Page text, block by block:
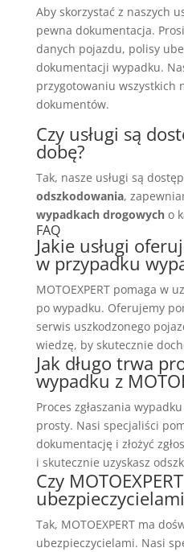
Aby skorzystać z naszych
pewna dokumentacja.
danych pojazdu, polisy
dokumentacji wypadku.
przygotowaniu wszystkich
dokumentów.
Czy usługi są
dobę?
Tak, nasze usługi są
odszkodowania,
wypadkach drogowycho
FAQ
Jakie usługi
w przypadku
MOTOEXPERT pomaga w
po wypadku. Oferujemy
serwis uszkodzonego
wiedzę, by skutecznie
Jak długo trwa
wypadku z
Proces zgłaszania
prosty. Nasi specjaliści
dokumentację i złożyć
i skutecznie uzyskasz
Czy
Tak, MOTOEXPERT ma
ubezpieczycielami. Nasi